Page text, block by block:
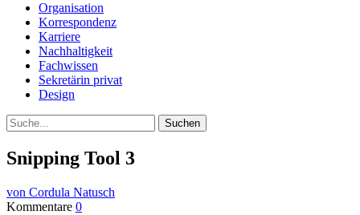
Organisation
Korrespondenz
Karriere
Nachhaltigkeit
Fachwissen
Sekretärin privat
Design
Suche
Snipping Tool 3
von Cordula Natusch
Kommentare 0